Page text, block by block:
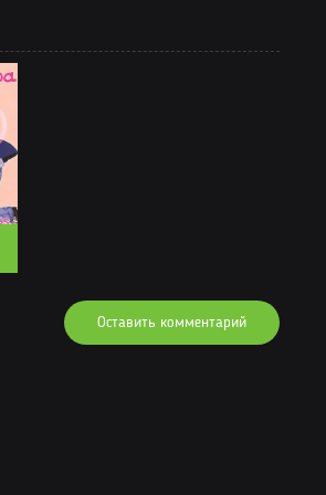
07.01.2023 Читать
Оставить комментарий